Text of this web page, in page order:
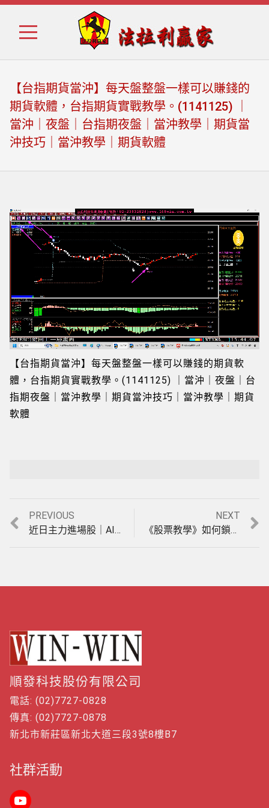
Skip
Skip
【台指期貨當沖】每天盤整盤一樣可以賺錢的
期貨軟體，台指期貨實戰教學。(1141125) ｜
當沖｜夜盤｜台指期夜盤｜當沖教學｜期貨當
沖技巧｜當沖教學｜期貨軟體
Loaded:
11.14%
Playback Rate
Unmute
【台指期貨當沖】每天盤整盤一樣可以賺錢的期貨軟
體，台指期貨實戰教學。(1141125) ｜當沖｜夜盤｜台
指期夜盤｜當沖教學｜期貨當沖技巧｜當沖教學｜期貨
軟體
文
PREVIOUS
Previous
post:
近日主力進場股｜AI程式選股｜盤中即時｜尋找底部主力籌碼｜賺主力進場最會飆的那一段｜在股市賺錢實例｜股票教學。(1141009)＃股票賺錢＃股市分析教學＃股票選股＃股票軟體
NEXT
post:
《股票教學》如何鎖定主力吃貨籌碼，跟著主力底部進場賺大錢 ＃股票賺錢＃股市分析教學＃股票選股＃股票軟體＃股票看盤軟體＃主力籌碼＃股票投資
順發科技股份有限公司
電話: (02)7727-0828
傳真: (02)7727-0878
新北市新莊區新北大道三段3號8樓B7
社群活動